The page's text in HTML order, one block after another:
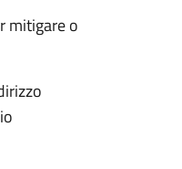
mitigare o